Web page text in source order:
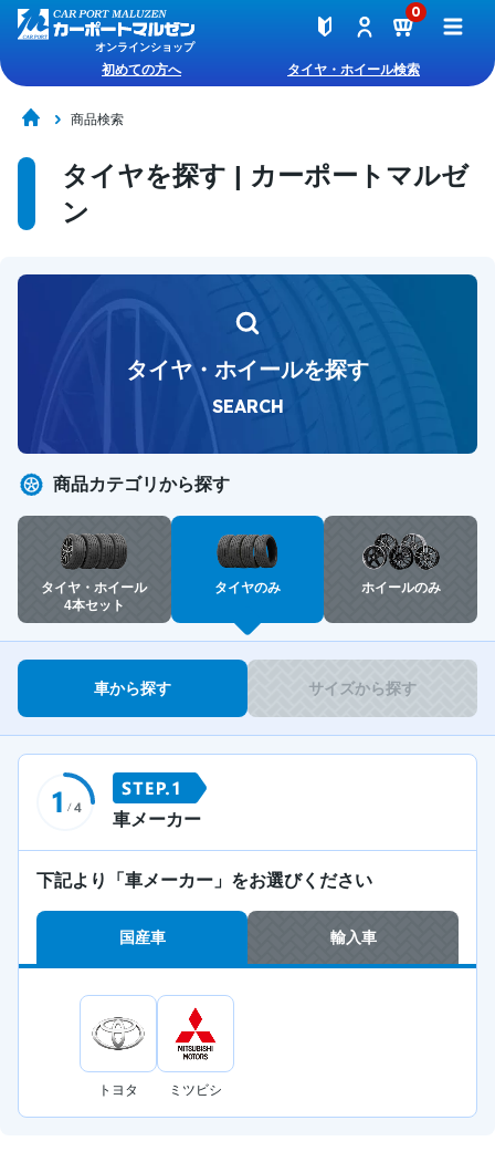
オンラインショップ
0
初めての方へ タイヤ・ホイール検索
商品検索
タイヤを探す | カーポートマルゼ
ン
タイヤ・ホイールを探す
SEARCH
商品カテゴリから探す
タイヤ・ホイール
4本セット
タイヤのみ ホイールのみ
車から探す サイズから探す
車メーカー
下記より「車メーカー」をお選びください
国産車 輸入車
トヨタ ミツビシ